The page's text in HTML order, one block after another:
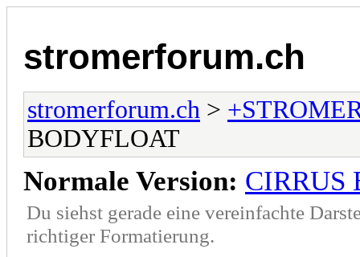
stromerforum.ch
stromerforum.ch >
BODYFLOAT
Normale Version: CIRRUS
Du siehst gerade eine vereinfachte
richtiger Formatierung.